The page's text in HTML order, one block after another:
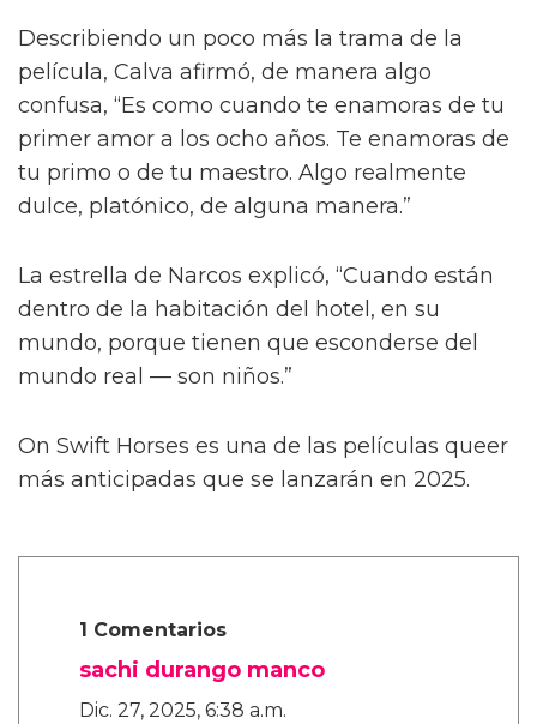
Describiendo un poco más la trama de la
película, Calva afirmó, de manera algo
confusa, “Es como cuando te enamoras de tu
primer amor a los ocho años. Te enamoras de
tu primo o de tu maestro. Algo realmente
dulce, platónico, de alguna manera.”
La estrella de Narcos explicó, “Cuando están
dentro de la habitación del hotel, en su
mundo, porque tienen que esconderse del
mundo real — son niños.”
On Swift Horses es una de las películas queer
más anticipadas que se lanzarán en 2025.
1 Comentarios
sachi durango manco
Dic. 27, 2025, 6:38 a.m.